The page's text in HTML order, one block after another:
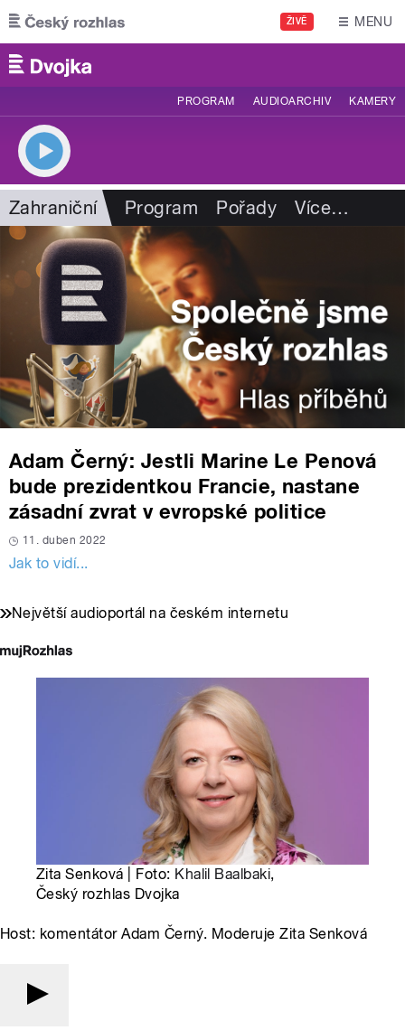
Přejít k hlavnímu obsahu
ŽIVĚ MENU
PROGRAM AUDIOARCHIV KAMERY
Zahraniční Program Pořady Více…
Adam Černý: Jestli Marine Le Penová
bude prezidentkou Francie, nastane
zásadní zvrat v evropské politice
11. duben 2022
Jak to vidí...
Největší audioportál na českém internetu
Zita Senková | Foto: Khalil Baalbaki,
Český rozhlas Dvojka
Host: komentátor Adam Černý. Moderuje Zita Senková